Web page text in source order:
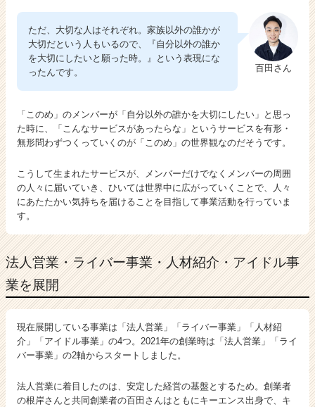
百田さん
ただ、大切な人はそれぞれ。家族以外の誰かが
大切だという人もいるので、『自分以外の誰か
を大切にしたいと願った時。』という表現にな
ったんです。
「このめ」のメンバーが「自分以外の誰かを大切にしたい」と思っ
た時に、「こんなサービスがあったらな」というサービスを有形・
無形問わずつくっていくのが「このめ」の世界観なのだそうです。
こうして生まれたサービスが、メンバーだけでなくメンバーの周囲
の人々に届いていき、ひいては世界中に広がっていくことで、人々
にあたたかい気持ちを届けることを目指して事業活動を行っていま
す。
法人営業・ライバー事業・人材紹介・アイドル事
業を展開
現在展開している事業は「法人営業」「ライバー事業」「人材紹
介」「アイドル事業」の4つ。2021年の創業時は「法人営業」「ライ
バー事業」の2軸からスタートしました。
法人営業に着目したのは、安定した経営の基盤とするため。創業者
の根岸さんと共同創業者の百田さんはともにキーエンス出身で、キ